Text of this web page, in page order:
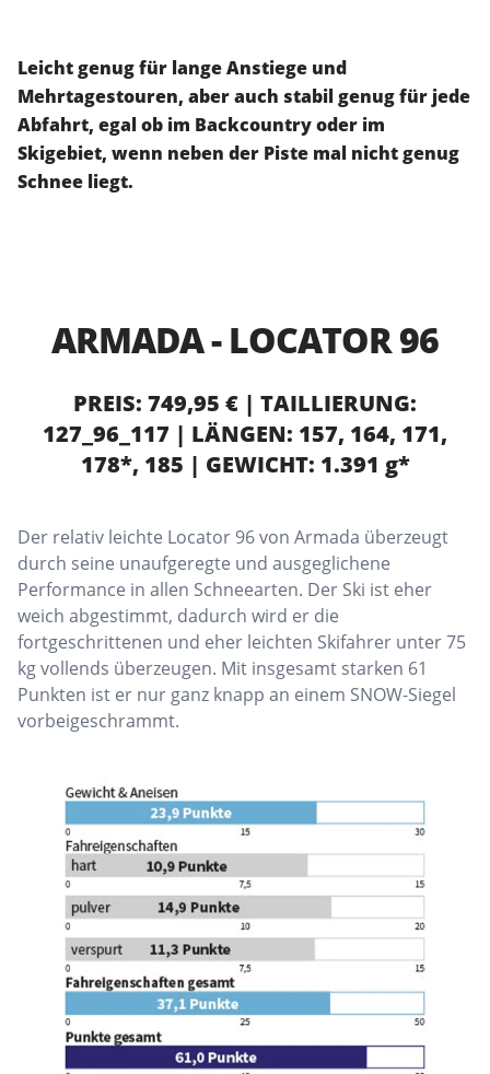
Leicht genug für lange Anstiege und
Mehrtagestouren, aber auch stabil genug für jede
Abfahrt, egal ob im Backcountry oder im
Skigebiet, wenn neben der Piste mal nicht genug
Schnee liegt.
ARMADA - LOCATOR 96
PREIS: 749,95 € | TAILLIERUNG:
127_96_117 | LÄNGEN: 157, 164, 171,
178*, 185 | GEWICHT: 1.391 g*
Der relativ leichte Locator 96 von Armada überzeugt
durch seine unaufgeregte und ausgeglichene
Performance in allen Schneearten. Der Ski ist eher
weich abgestimmt, dadurch wird er die
fortgeschrittenen und eher leichten Skifahrer unter 75
kg vollends überzeugen. Mit insgesamt starken 61
Punkten ist er nur ganz knapp an einem SNOW-Siegel
vorbeigeschrammt.